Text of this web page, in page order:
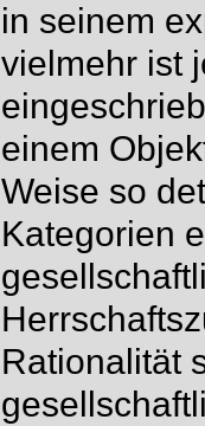
in seinem
vielmehr ist
einem
Weise so
Kategorien
Rationalität